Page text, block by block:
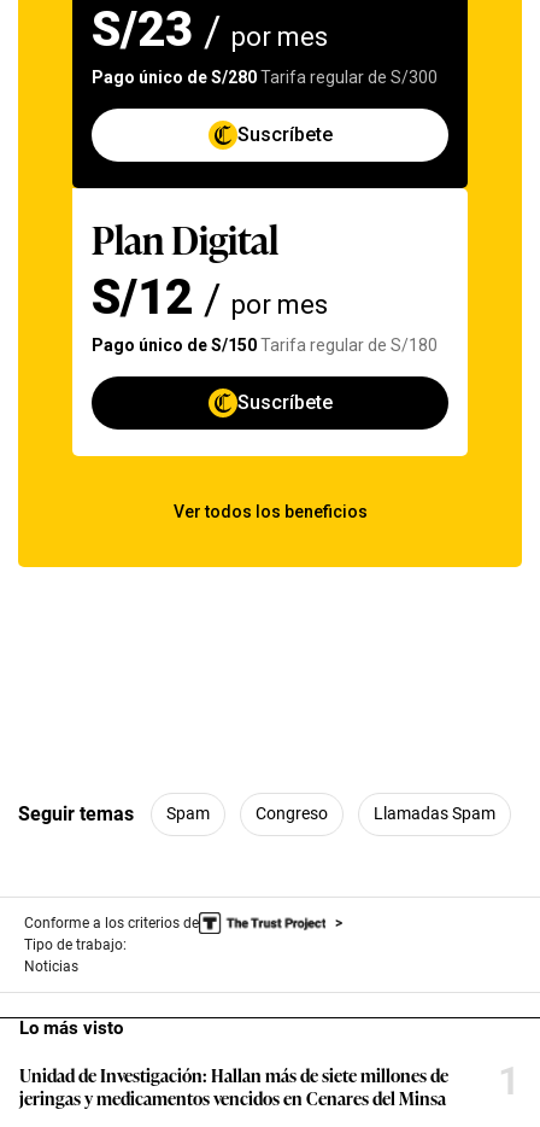
Seguir temas Spam Congreso Llamadas Spam
Conforme a los criterios de
Tipo de trabajo:
Noticias
Lo más visto
Unidad de Investigación: Hallan más de siete millones de
jeringas y medicamentos vencidos en Cenares del Minsa
1